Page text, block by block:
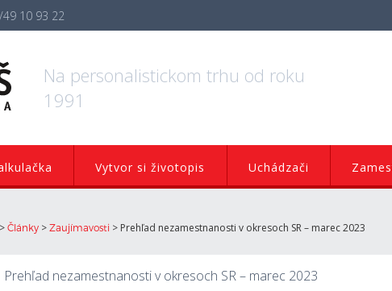
49 10 93 22
Na personalistickom trhu od roku
1991
Vytvor si životopis Uchádzači
> Články > Zaujímavosti > Prehľad nezamestnanosti v okresoch SR – marec 2023
Prehľad nezamestnanosti v okresoch SR – marec 2023